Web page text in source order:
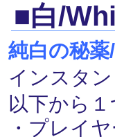
■白/
純白の秘
インスタ
以下から１
・プレイ